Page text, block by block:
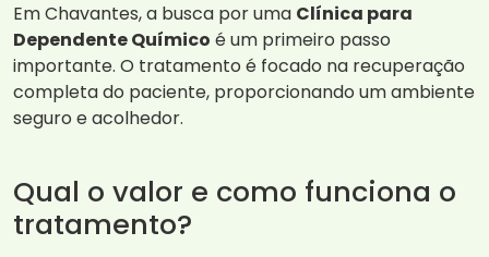
Em Chavantes, a busca por uma Clínica para
Dependente Químico é um primeiro passo
importante. O tratamento é focado na recuperação
completa do paciente, proporcionando um ambiente
seguro e acolhedor.
Qual o valor e como funciona o
tratamento?